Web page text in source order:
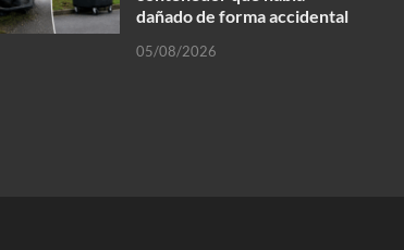
dañado de forma accidental
05/08/2026